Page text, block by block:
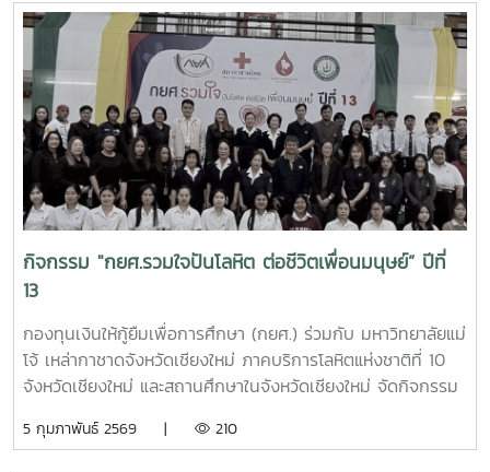
สัตวศาสตร์คณะสัตวศาสตร์และเทคโนโลยี๑๐. นางสาวพัชรมัย
ยิ้มพิมพ์ใจ นักศึกษาชั้นปีที่ ๑ รหัส 6812107322 สาขาวิชา
เศรษฐศาสตร์ระหว่างประเทศ คณะเศรษฐศาสตร์๑๑. นางสาวจิ
ลดา ยอดชัยภูมิ นักศึกษาชั้นปีที่ ๑ รหัส 6803105320 สาขาวิชา
เทคโนโลยียางและพอลิเมอร์ คณะวิศวกรรมและอุตสาหกรรม
เกษตร๑๒. นางสาวพิมพ์ธิดา พุทธผดุง นักศึกษาชั้นปีที่ 1 รหัส
6801102406 สาขาวิชาพืชสวนคณะผลิตกรรมการเกษตร๑๓.
นางสาวชฎาพร กิติกร นักศึกษาชั้นปีที่ ๑ รหัส 6805105325
สาขาวิชารัฐประศาสนศาสตร์วิทยาลัยบริหารศาสตร์๑๔. นางสาว
คำจิ่ง ลอยอ่อง นักศึกษาชั้นปีที่ ๑ รหัส ๖809101007 สาขาวิชา
พัฒนาการท่องเที่ยวคณะพัฒนาการท่องเที่ยว๑๕. นางสาวกนก
พร แซ่หลิ่ง นักศึกษาชั้นปีที่ ๑ รหัส 6809101007 สาขาวิชา
พัฒนาการท่องเที่ยวคณะพัฒนาการท่องเที่ยว๑๖. นางสาว
กรรณิกา ติวาติน นักศึกษาชั้นปีที่ ๑ รหัส 6831101301 สาขาวิชา
เทคนิคการสัตวแพทย์และการพยาบาลสัตว์ คณะสัตวแพทย์
6814104348 สาขาวิชานวัตกรรมสังคมคณะศิลปศาสตร์๑๘.
หอประชุมเวียงพิงค์ โรงเรียนราชประชานุเคราะห์ 60 จังหวัด
เชียงใหม่ อำเภอแม่ริม จังหวัดเชียงใหม่
กิจกรรม "กยศ.รวมใจปันโลหิต ต่อชีวิตเพื่อนมนุษย์” ปีที่
13
กองทุนเงินให้กู้ยืมเพื่อการศึกษา (กยศ.) ร่วมกับ มหาวิทยาลัยแม่
โจ้ เหล่ากาชาดจังหวัดเชียงใหม่ ภาคบริการโลหิตแห่งชาติที่ 10
จังหวัดเชียงใหม่ และสถานศึกษาในจังหวัดเชียงใหม่ จัดกิจกรรม
เพื่อนมนุษย์” ปีที่ 13 ขึ้น ระหว่างวันที่ 5 - 6 กุมภาพันธ์ 2569
5 กุมภาพันธ์ 2569 | 210